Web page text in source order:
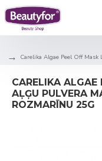
Carelika Algae Peel Off
CARELIKA ALGAE
AĻĢU PULVERA
ROZMARĪNU 25G